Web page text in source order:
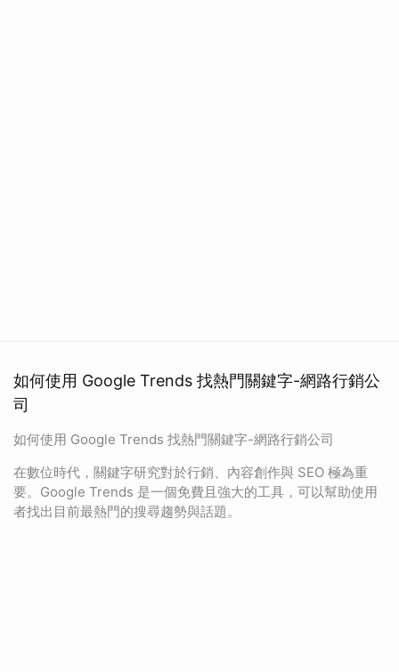
如何使用 Google Trends 找熱門關鍵字-網路行銷公
司
如何使用 Google Trends 找熱門關鍵字-網路行銷公司
在數位時代，關鍵字研究對於行銷、內容創作與 SEO 極為重
要。Google Trends 是一個免費且強大的工具，可以幫助使用
者找出目前最熱門的搜尋趨勢與話題。